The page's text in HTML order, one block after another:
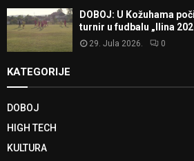
DOBOJ: U Kožuhama
turnir u fudbalu „Ilina
29. Jula 2026. 0
KATEGORIJE
DOBOJ
HIGH TECH
KULTURA